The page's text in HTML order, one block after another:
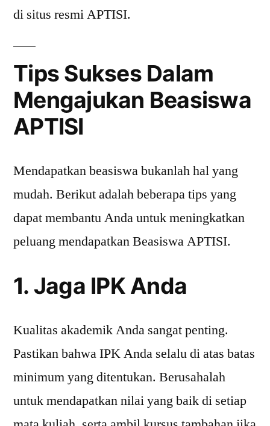
di situs resmi APTISI.
Tips Sukses Dalam
Mengajukan Beasiswa
APTISI
Mendapatkan beasiswa bukanlah hal yang
mudah. Berikut adalah beberapa tips yang
dapat membantu Anda untuk meningkatkan
peluang mendapatkan Beasiswa APTISI.
1. Jaga IPK Anda
Kualitas akademik Anda sangat penting.
Pastikan bahwa IPK Anda selalu di atas batas
minimum yang ditentukan. Berusahalah
untuk mendapatkan nilai yang baik di setiap